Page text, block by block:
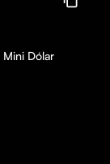
Mini Dólar